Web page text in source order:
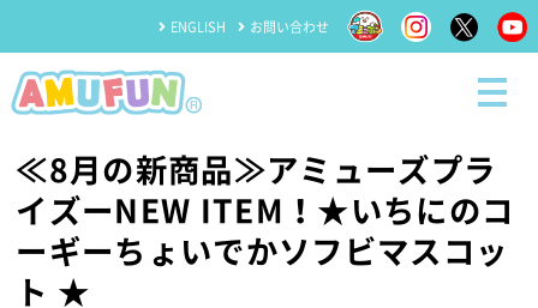
ENGLISH お問い合わせ
≪8月の新商品≫アミューズプラ
イズーNEW ITEM！★いちにのコ
ーギーちょいでかソフビマスコッ
ト ★